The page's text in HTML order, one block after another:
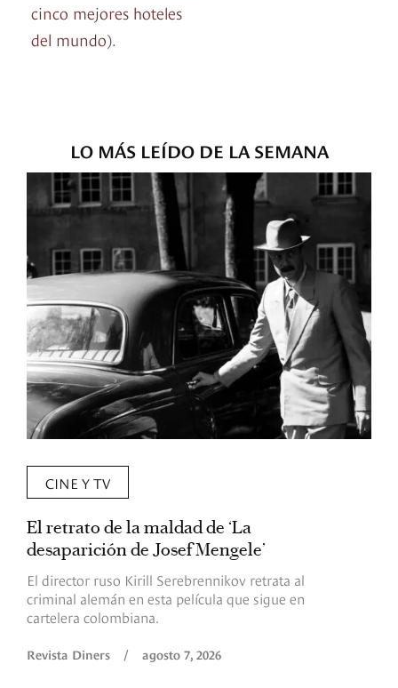
cinco mejores hoteles
del mundo).
LO MÁS LEÍDO DE LA SEMANA
CINE Y TV
El retrato de la maldad de ‘La
desaparición de Josef Mengele’
El director ruso Kirill Serebrennikov retrata al
criminal alemán en esta película que sigue en
cartelera colombiana.
Revista Diners / agosto 7, 2026